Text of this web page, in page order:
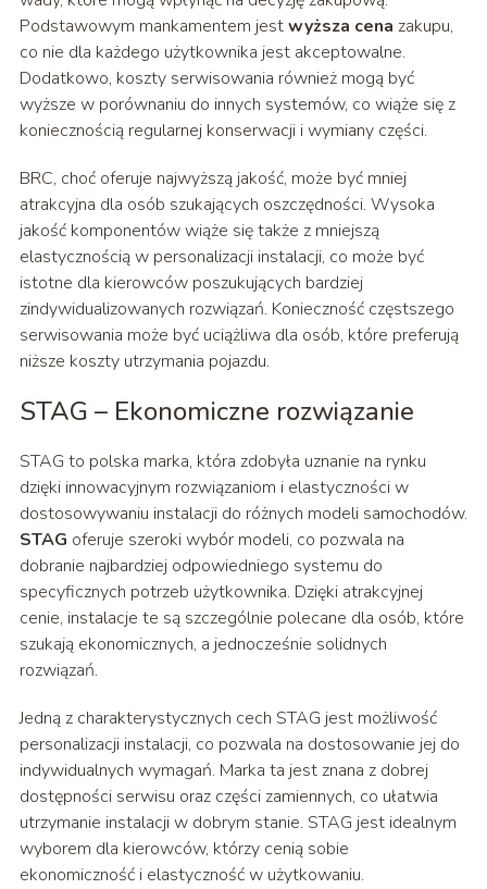
Podstawowym mankamentem jestwyższa cena zakupu,
co nie dla każdego użytkownika jest akceptowalne.
Dodatkowo, koszty serwisowania również mogą być
wyższe w porównaniu do innych systemów, co wiąże się z
koniecznością regularnej konserwacji i wymiany części.
BRC, choć oferuje najwyższą jakość, może być mniej
atrakcyjna dla osób szukających oszczędności. Wysoka
jakość komponentów wiąże się także z mniejszą
elastycznością w personalizacji instalacji, co może być
istotne dla kierowców poszukujących bardziej
zindywidualizowanych rozwiązań. Konieczność częstszego
serwisowania może być uciążliwa dla osób, które preferują
niższe koszty utrzymania pojazdu.
STAG – Ekonomiczne rozwiązanie
STAG to polska marka, która zdobyła uznanie na rynku
dzięki innowacyjnym rozwiązaniom i elastyczności w
dostosowywaniu instalacji do różnych modeli samochodów.
STAG oferuje szeroki wybór modeli, co pozwala na
dobranie najbardziej odpowiedniego systemu do
specyficznych potrzeb użytkownika. Dzięki atrakcyjnej
cenie, instalacje te są szczególnie polecane dla osób, które
szukają ekonomicznych, a jednocześnie solidnych
rozwiązań.
Jedną z charakterystycznych cech STAG jest możliwość
personalizacji instalacji, co pozwala na dostosowanie jej do
indywidualnych wymagań. Marka ta jest znana z dobrej
dostępności serwisu oraz części zamiennych, co ułatwia
utrzymanie instalacji w dobrym stanie. STAG jest idealnym
wyborem dla kierowców, którzy cenią sobie
ekonomiczność i elastyczność w użytkowaniu.